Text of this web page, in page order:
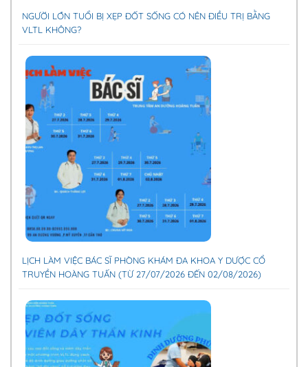
NGƯỜI LỚN TUỔI BỊ XẸP ĐỐT SỐNG CÓ NÊN ĐIỀU TRỊ BẰNG
VLTL KHÔNG?
LỊCH LÀM VIỆC BÁC SĨ PHÒNG KHÁM ĐA KHOA Y DƯỢC CỔ
TRUYỀN HOÀNG TUẤN (TỪ 27/07/2026 ĐẾN 02/08/2026)